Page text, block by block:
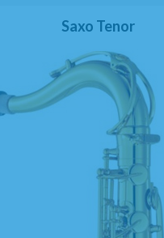
Saxo Tenor